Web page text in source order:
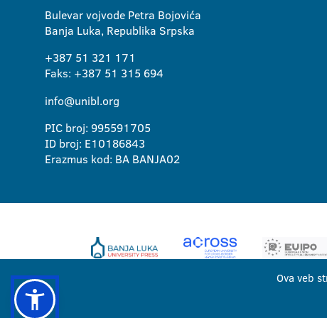
Bulevar vojvode Petra Bojovića
Banja Luka, Republika Srpska
+387 51 321 171
Faks: +387 51 315 694
info@unibl.org
PIC broj: 995591705
ID broj: E10186843
Erazmus kod: BA BANJA02
Ova veb